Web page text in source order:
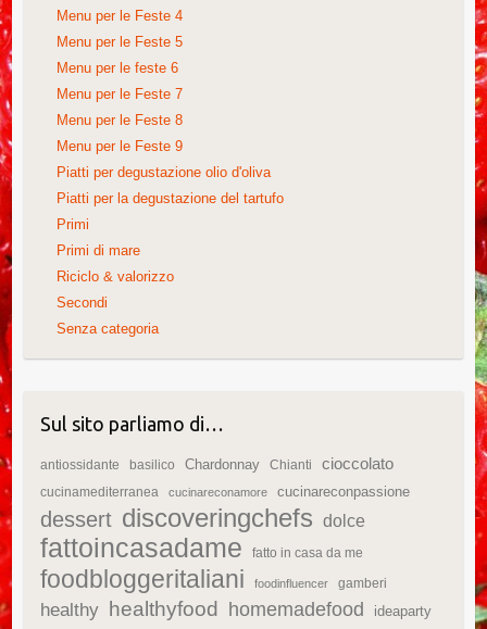
Menu per le Feste 4
Menu per le Feste 5
Menu per le feste 6
Menu per le Feste 7
Menu per le Feste 8
Menu per le Feste 9
Piatti per degustazione olio d'oliva
Piatti per la degustazione del tartufo
Primi
Primi di mare
Riciclo & valorizzo
Secondi
Senza categoria
Sul sito parliamo di…
antiossidante basilico Chardonnay Chianti cioccolato
cucinamediterranea cucinareconamore cucinareconpassione
dessert discoveringchefs dolce
fattoincasadame fatto in casa da me
foodbloggeritaliani foodinfluencer gamberi
healthy healthyfood homemadefood ideaparty